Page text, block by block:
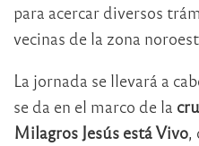
para acercar diversos
vecinas de la zona
La jornada se llevará a
se da en el marco de la
Milagros Jesús está Vivo,